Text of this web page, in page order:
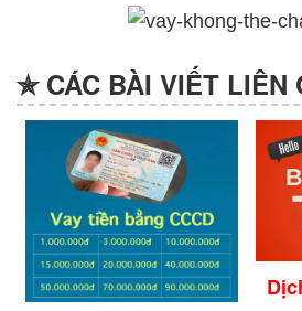
✯ CÁC BÀI VIẾT LIÊN